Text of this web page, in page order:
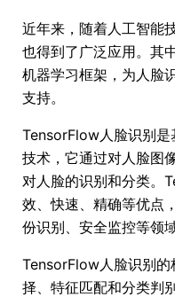
近年来，随着人工智能
也得到了广泛应用。其
机器学习框架，为人脸
支持。
TensorFlow人脸识别是
技术，它通过对人脸图
对人脸的识别和分类。
效、快速、精确等优点
份识别、安全监控等领域
TensorFlow人脸识别
择、特征匹配和分类判